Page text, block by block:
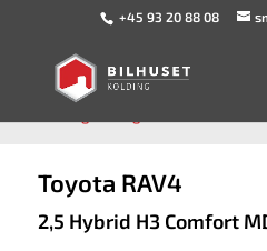
+45 93 20 88 08
Toyota RAV4
2,5 Hybrid H3 Comfort